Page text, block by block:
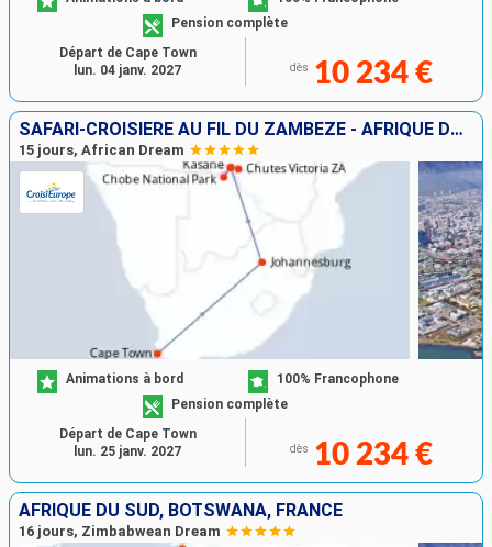
Pension complète
dès 10 234 €
Départ de Cape Town
lun. 04 janv. 2027
SAFARI-CROISIÈRE AU FIL DU ZAMBÈZE - AFRIQUE DU SUD, BOTSWANA, NAMIBIE, ZIMBABWE AVEC PRÉ-PROGRAMME "LA PÉNINSULE DU CAP"
15 jours, African Dream
Animations à bord
100% Francophone
Pension complète
dès 10 234 €
Départ de Cape Town
lun. 25 janv. 2027
AFRIQUE DU SUD, BOTSWANA, FRANCE
16 jours, Zimbabwean Dream